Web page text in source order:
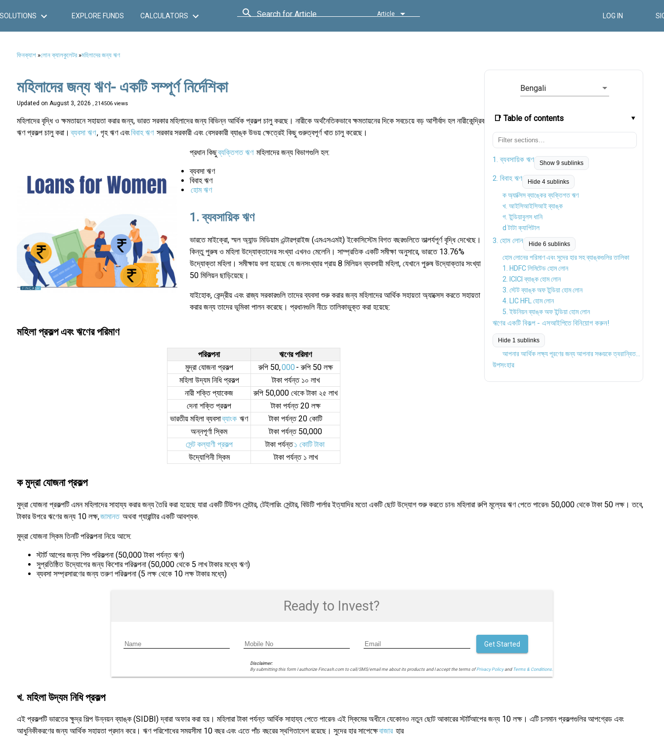
SOLUTIONS EXPLORE FUNDS CALCULATORS Search for Article Article LOG IN
ফিনক্যাশ»লোন ক্যালকুলেটর»মহিলাদের জন্য ঋণ
Bengali
📑 Table of contents
1. ব্যবসায়িক ঋণ Show 9 sublinks
2. বিবাহ ঋণ Hide 4 sublinks
ক অ্যাক্সিস ব্যাঙ্কের ব্যক্তিগত ঋণ
খ. আইসিআইসিআই ব্যাঙ্ক
গ. ইন্ডিয়াবুলস ধানি
d টাটা ক্যাপিটাল
3. হোম লোন Hide 6 sublinks
হোম লোনের পরিমাণ এবং সুদের হার সহ ব্যাঙ্কগুলির তালিকা
1. HDFC লিমিটেড হোম লোন
2. ICICI ব্যাঙ্ক হোম লোন
3. স্টেট ব্যাঙ্ক অফ ইন্ডিয়া হোম লোন
4. LIC HFL হোম লোন
5. ইউনিয়ন ব্যাঙ্ক অফ ইন্ডিয়া হোম লোন
ঋণের একটি বিকল্প - এসআইপিতে বিনিয়োগ করুন!
Hide 1 sublinks
আপনার আর্থিক লক্ষ্য পূরণের জন্য আপনার সঞ্চয়কে ত্বরান্বিত করুন
উপসংহার
মহিলাদের জন্য ঋণ- একটি সম্পূর্ণ নির্দেশিকা
Updated on August 3, 2026 , 214506 views
মহিলাদের বৃদ্ধি ও ক্ষমতায়নে সহায়তা করার জন্য, ভারত সরকার মহিলাদের জন্য বিভিন্ন আর্থিক প্রকল্প চালু করছে। নারীকে অর্থনৈতিকভাবে ক্ষমতায়নের দিকে সবচেয়ে বড় আশীর্বাদ হল নারীকেন্দ্রিক
ঋণ প্রকল্প চালু করা। ব্যবসা ঋণ, গৃহ ঋণ এবংবিবাহ ঋণ সরকার সরকারী এবং বেসরকারী ব্যাঙ্ক উভয় ক্ষেত্রেই কিছু গুরুত্বপূর্ণ খাত চালু করেছে।
প্রধান কিছুব্যক্তিগত ঋণ মহিলাদের জন্য বিভাগগুলি হল:
ব্যবসা ঋণ
বিবাহ ঋণ
হোম ঋণ
1. ব্যবসায়িক ঋণ
ভারতে মাইক্রো, স্মল অ্যান্ড মিডিয়াম এন্টারপ্রাইজ (এমএসএমই) ইকোসিস্টেম বিগত বছরগুলিতে তাত্পর্যপূর্ণ বৃদ্ধি দেখেছে।
কিন্তু পুরুষ ও মহিলা উদ্যোক্তাদের সংখ্যা এখনও মেলেনি। সাম্প্রতিক একটি সমীক্ষা অনুসারে, ভারতে 13.76%
উদ্যোক্তা মহিলা। সমীক্ষায় বলা হয়েছে যে জনসংখ্যার প্রায় 8 মিলিয়ন ব্যবসায়ী মহিলা, যেখানে পুরুষ উদ্যোক্তার সংখ্যা
50 মিলিয়ন ছাড়িয়েছে।
যাইহোক, কেন্দ্রীয় এবং রাজ্য সরকারগুলি তাদের ব্যবসা শুরু করার জন্য মহিলাদের আর্থিক সহায়তা অ্যাক্সেস করতে সহায়তা
করার জন্য তাদের ভূমিকা পালন করেছে। প্রধানগুলি নীচে তালিকাভুক্ত করা হয়েছে:
মহিলা প্রকল্প এবং ঋণের পরিমাণ
পরিকল্পনা
ঋণের পরিমাণ
মুদ্রা যোজনা প্রকল্প
রুপি 50,000 - রুপি 50 লক্ষ
মহিলা উদ্যম নিধি প্রকল্প
টাকা পর্যন্ত ১০ লাখ
নারী শক্তি প্যাকেজ
রুপি 50,000 থেকে টাকা ২৫ লাখ
দেনা শক্তি প্রকল্প
টাকা পর্যন্ত 20 লক্ষ
ভারতীয় মহিলা ব্যবসাব্যাংক ঋণ
টাকা পর্যন্ত 20 কোটি
অন্নপূর্ণা স্কিম
টাকা পর্যন্ত 50,000
সেন্ট কল্যাণী প্রকল্প
টাকা পর্যন্ত১ কোটি টাকা
উদ্যোগিনী স্কিম
টাকা পর্যন্ত ১ লাখ
ক মুদ্রা যোজনা প্রকল্প
মুদ্রা যোজনা প্রকল্পটি এমন মহিলাদের সাহায্য করার জন্য তৈরি করা হয়েছে যারা একটি টিউশন সেন্টার, টেইলারিং সেন্টার, বিউটি পার্লার ইত্যাদির মতো একটি ছোট উদ্যোগ শুরু করতে চান৷ মহিলারা রুপি মূল্যের ঋণ পেতে পারেন৷ 50,000 থেকে টাকা 50 লক্ষ। তবে,
টাকার উপরে ঋণের জন্য 10 লক্ষ,জামানত অথবা গ্যারান্টার একটি আবশ্যক.
মুদ্রা যোজনা স্কিম তিনটি পরিকল্পনা নিয়ে আসে:
স্টার্ট আপের জন্য শিশু পরিকল্পনা (50,000 টাকা পর্যন্ত ঋণ)
সুপ্রতিষ্ঠিত উদ্যোগের জন্য কিশোর পরিকল্পনা (50,000 থেকে 5 লাখ টাকার মধ্যে ঋণ)
ব্যবসা সম্প্রসারণের জন্য তরুণ পরিকল্পনা (5 লক্ষ থেকে 10 লক্ষ টাকার মধ্যে)
Ready to Invest?
Disclaimer:
By submitting this form I authorize Fincash.com to call/SMS/email me about its products and I accept the terms ofPrivacy Policyand Terms & Conditions.
Get Started
খ. মহিলা উদ্যম নিধি প্রকল্প
এই প্রকল্পটি ভারতের ক্ষুদ্র শিল্প উন্নয়ন ব্যাঙ্ক (SIDBI) দ্বারা অফার করা হয়। মহিলারা টাকা পর্যন্ত আর্থিক সাহায্য পেতে পারেন৷ এই স্কিমের অধীনে যেকোনও নতুন ছোট আকারের স্টার্টআপের জন্য 10 লক্ষ। এটি চলমান প্রকল্পগুলির আপগ্রেড এবং
আধুনিকীকরণের জন্য আর্থিক সহায়তা প্রদান করে। ঋণ পরিশোধের সময়সীমা 10 বছর এবং এতে পাঁচ বছরের স্থগিতাদেশ রয়েছে। সুদের হার সাপেক্ষেবাজার হার